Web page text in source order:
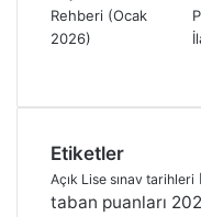
Etiketler
Açık Lise sınav tarihleri
taban puanları